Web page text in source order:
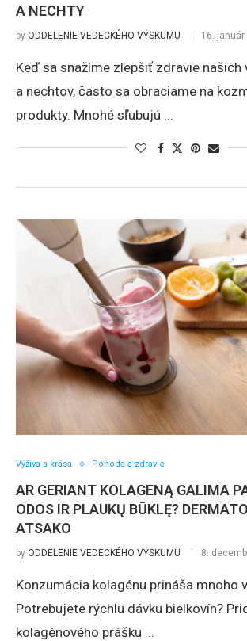
A NECHTY
by ODDELENIE VEDECKÉHO VÝSKUMU 16. január
Keď sa snažíme zlepšiť zdravie našich
a nechtov, často sa obraciame na
produkty. Mnohé sľubujú ...
Výživa a krása Pohoda a zdravie
AR GERIANT KOLAGENĄ GALIMA
ODOS IR PLAUKŲ BŪKLĘ?
ATSAKO
by ODDELENIE VEDECKÉHO VÝSKUMU 8.
Konzumácia kolagénu prináša mnoho
Potrebujete rýchlu dávku bielkovín?
kolagénového prášku ...